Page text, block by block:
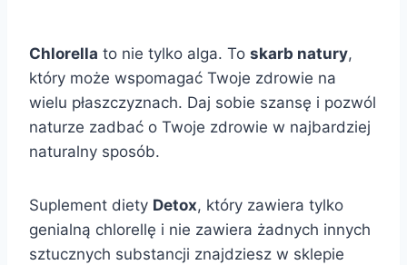
Chlorella to nie tylko alga. To skarb natury,
który może wspomagać Twoje zdrowie na
wielu płaszczyznach. Daj sobie szansę i pozwól
naturze zadbać o Twoje zdrowie w najbardziej
naturalny sposób.
Suplement diety Detox, który zawiera tylko
genialną chlorellę i nie zawiera żadnych innych
sztucznych substancji znajdziesz w sklepie